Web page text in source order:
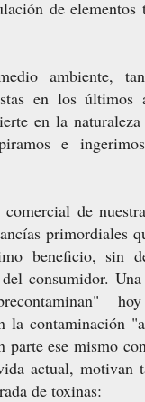
de elementos
ambiente,
en los últimos
en la
e
de
primordiales
beneficio, sin
consumidor.
la contaminación
ese mismo
actual, motivan
de toxinas: